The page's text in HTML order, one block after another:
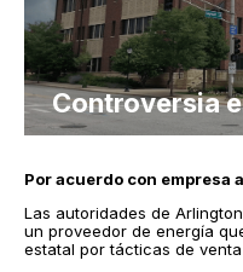
Controversia
Por acuerdo con empresa
Las autoridades de
un proveedor de energía
estatal por tácticas de